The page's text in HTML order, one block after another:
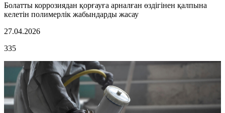
Болатты коррозиядан қорғауға арналған өздігінен қалпына
келетін полимерлік жабындарды жасау
27.04.2026
335